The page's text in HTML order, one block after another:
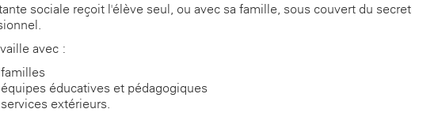
sociale reçoit l'élève seul, ou avec sa famille, sous couvert du secret
avec :
éducatives et pédagogiques
extérieurs.